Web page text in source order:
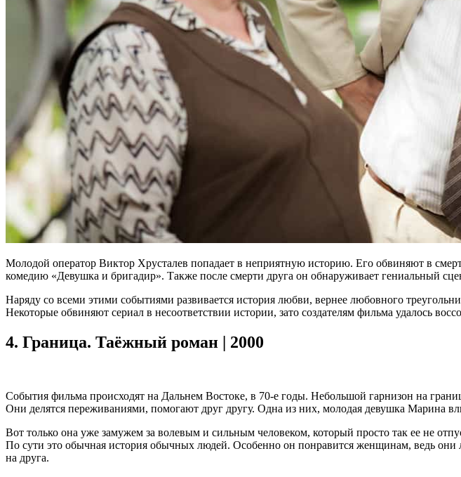
Молодой оператор Виктор Хрусталев попадает в неприятную историю. Его обвиняют в
комедию «Девушка и бригадир». Также после смерти друга он обнаруживает гениальный
Наряду со всеми этими событиями развивается история любви, вернее любовного
Некоторые обвиняют сериал в несоответствии истории, зато создателям фильма удалось
4. Граница. Таёжный роман | 2000
События фильма происходят на Дальнем Востоке, в 70-е годы. Небольшой гарнизон на
Они делятся переживаниями, помогают друг другу. Одна из них, молодая девушка Марина
Вот только она уже замужем за волевым и сильным человеком, который просто так ее не
По сути это обычная история обычных людей. Особенно он понравится женщинам, ведь
на друга.